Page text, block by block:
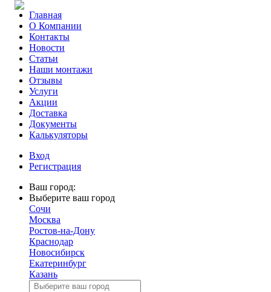
Главная
О Компании
Контакты
Новости
Статьи
Наши монтажи
Отзывы
Услуги
Акции
Доставка
Документы
Калькуляторы
Вход
Регистрация
Ваш город:
Выберите ваш город
Сочи
Москва
Ростов-на-Дону
Краснодар
Новосибирск
Екатеринбург
Казань